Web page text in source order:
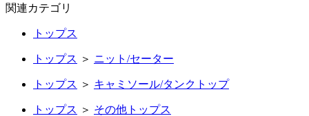
関連カテゴリ
トップス
トップス ＞ ニット/セーター
トップス ＞ キャミソール/タンクトップ
トップス ＞ その他トップス